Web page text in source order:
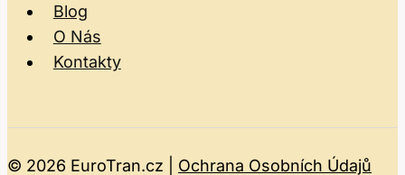
Blog
O Nás
Kontakty
© 2026 EuroTran.cz | Ochrana Osobních Údajů